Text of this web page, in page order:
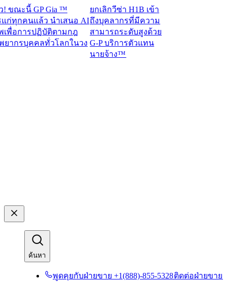
ะนี้ GP Gia ™
กคนแล้ว นำเสนอ AI
การปฏิบัติตามกฎ
รบุคคลทั่วโลกในวง
ยกเลิกวีซ่า H1B เข้า
ถึงบุคลากรที่มีความ
สามารถระดับสูงด้วย
G-P บริการตัวแทน
นายจ้าง™​​
ค้นหา​​
พูดคุยกับฝ่ายขาย +1(888)-855-5328​​ติดต่อฝ่ายขาย​​